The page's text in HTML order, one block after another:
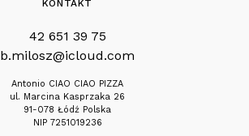
KONTAKT
42 651 39 75
b.milosz@icloud.com
Antonio CIAO CIAO PIZZA
ul. Marcina Kasprzaka 26
91-078 Łódź Polska
NIP 7251019236